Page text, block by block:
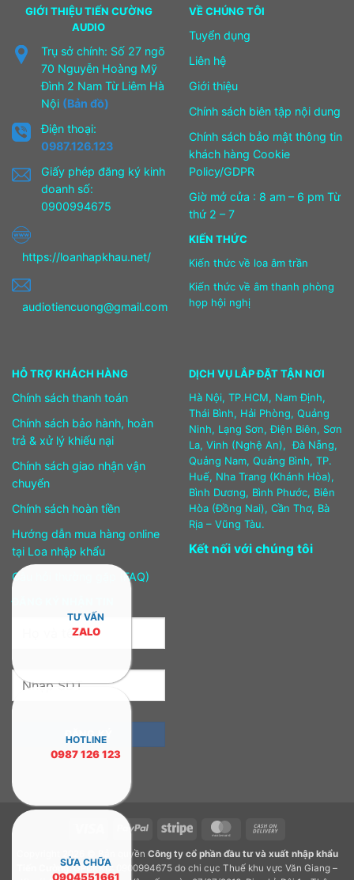
GIỚI THIỆU TIẾN CƯỜNG
AUDIO
Trụ sở chính: Số 27 ngõ
70 Nguyễn Hoàng Mỹ
Đình 2 Nam Từ Liêm Hà
Nội (Bản đồ)
Điện thoại:
0987.126.123
Giấy phép đăng ký kinh
doanh số:
0900994675
https://loanhapkhau.net/
audiotiencuong@gmail.com
VỀ CHÚNG TÔI
Tuyển dụng
Liên hệ
Giới thiệu
Chính sách biên tập nội dung
Chính sách bảo mật thông tin
khách hàng Cookie
Policy/GDPR
Giờ mở cửa : 8 am – 6 pm Từ
thứ 2 – 7
KIẾN THỨC
Kiến thức về loa âm trần
Kiến thức về âm thanh phòng
họp hội nghị
HỖ TRỢ KHÁCH HÀNG
Chính sách thanh toán
Chính sách bảo hành, hoàn
trả & xử lý khiếu nại
Chính sách giao nhận vận
chuyển
Chính sách hoàn tiền
Hướng dẫn mua hàng online
tại Loa nhập khẩu
Câu hỏi thường gặp (FAQ)
DỊCH VỤ LẮP ĐẶT TẬN NƠI
Hà Nội, TP.HCM, Nam Định,
Thái Bình, Hải Phòng, Quảng
Ninh, Lạng Sơn, Điện Biên, Sơn
La, Vinh (Nghệ An), Đà Nẵng,
Quảng Nam, Quảng Bình, TP.
Huế, Nha Trang (Khánh Hòa),
Bình Dương, Bình Phước, Biên
Hòa (Đồng Nai), Cần Thơ, Bà
Rịa – Vũng Tàu.
Kết nối với chúng tôi
PayPal Stripe MasterCard
Delivery
Copyright 2026 © Bản quyền Công ty cổ phần đầu tư và xuất nhập khẩu
Tiến Cường.GPDKKD: 0900994675 do chi cục Thuế khu vực Văn Giang –
TƯ VẤN
ZALO
HOTLINE
0987 126 123
SỬA CHỮA
0904551661